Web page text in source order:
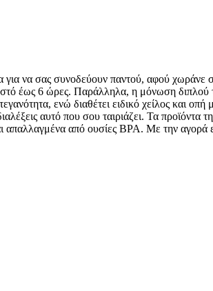
να σας συνοδεύουν παντού, αφού χωράνε
έως 6 ώρες. Παράλληλα, η μόνωση διπλού
ενώ διαθέτει ειδικό χείλος και
αυτό που σου ταιριάζει. Τα προϊόντα
από ουσίες BPA. Με την αγορά